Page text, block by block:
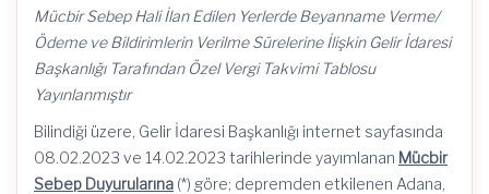
Mücbir Sebep Hali İlan Edilen Yerlerde Beyanname Verme/
Ödeme ve Bildirimlerin Verilme Sürelerine İlişkin Gelir İdaresi
Başkanlığı Tarafından Özel Vergi Takvimi Tablosu
Yayınlanmıştır
Bilindiği üzere, Gelir İdaresi Başkanlığı internet sayfasında
08.02.2023 ve 14.02.2023 tarihlerinde yayımlanan Mücbir
Sebep Duyurularına (*) göre; depremden etkilenen Adana,